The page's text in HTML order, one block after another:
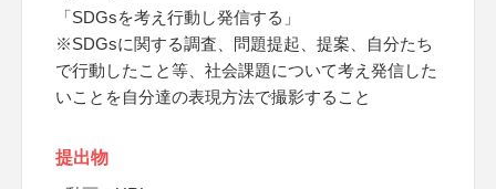
「SDGsを考え行動し発信する」
※SDGsに関する調査、問題提起、提案、自分たち
で行動したこと等、社会課題について考え発信した
いことを自分達の表現方法で撮影すること
提出物